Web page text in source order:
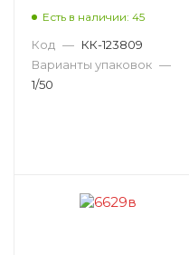
НАКЛЕЙКАМИ:
ЗАГАДКИ,
ПОСЛОВИЦЫ, СКОРО
Есть в наличии: 45
Код — КК-123809
Варианты упаковок —
1/50